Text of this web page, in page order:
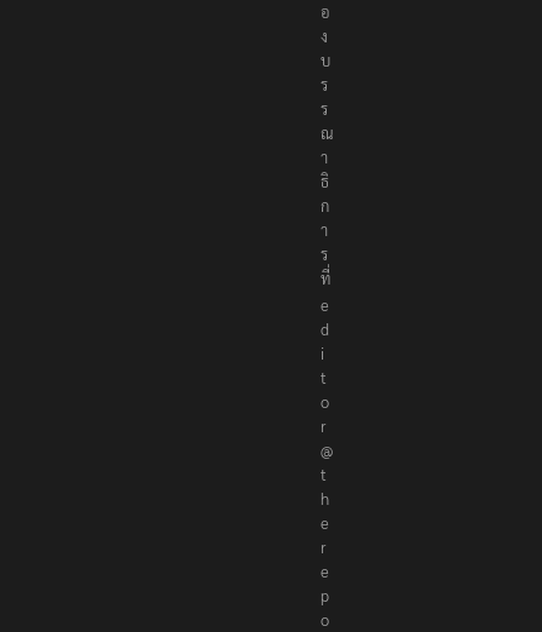
อ
ง
บ
ร
ร
ณ
า
ธิ
ก
า
ร
ที่
e
d
i
t
o
r
@
t
h
e
r
e
p
o